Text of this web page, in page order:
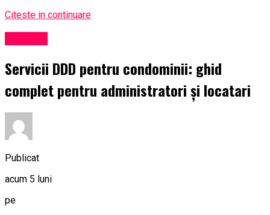
Citeste in continuare
Servicii DDD pentru condominii: ghid
complet pentru administratori și locatari
Publicat
acum 5 luni
pe